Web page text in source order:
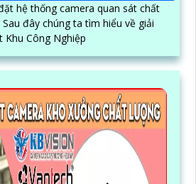
hệ thống camera quan sát chất
đây chúng ta tìm hiểu về giải
Khu Công Nghiệp